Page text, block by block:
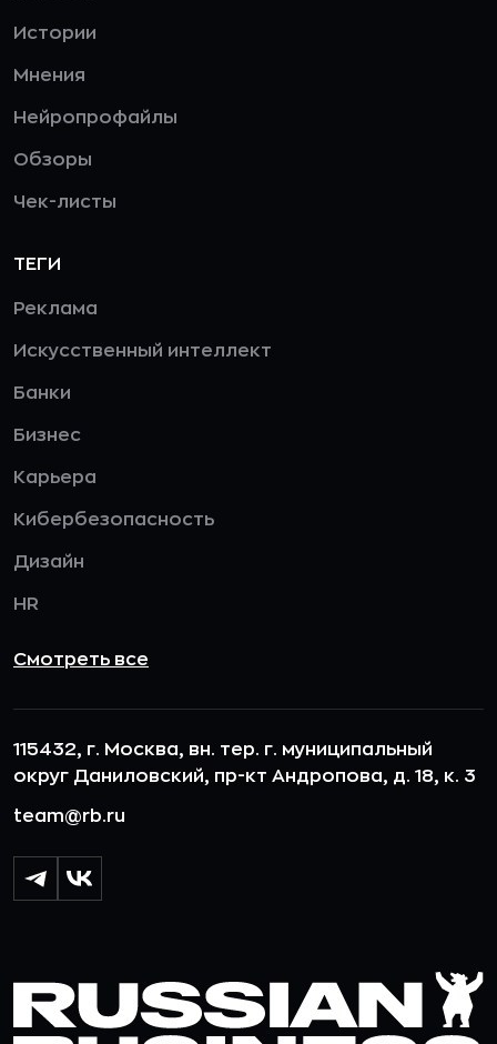
Истории
Мнения
Нейропрофайлы
Обзоры
Чек-листы
ТЕГИ
Реклама
Искусственный интеллект
Банки
Бизнес
Карьера
Кибербезопасность
Дизайн
HR
Смотреть все
115432, г. Москва, вн. тер. г. муниципальный
округ Даниловский, пр-кт Андропова, д. 18, к. 3
team@rb.ru